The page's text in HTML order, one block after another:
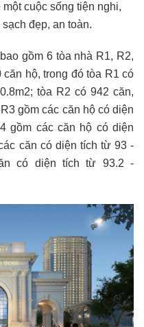
cuộc sống tiện nghi,
đẹp, an toàn.
gồm 6 tòa nhà R1, R2,
hộ, trong đó tòa R1 có
tòa R2 có 942 căn,
gồm các căn hộ có diện
gồm các căn hộ có diện
căn có diện tích từ 93 -
có diện tích từ 93.2 -